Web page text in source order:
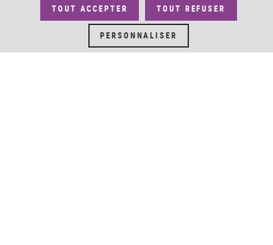
PLAN DU SITE
TOUT ACCEPTER TOUT REFUSER
PERSONNALISER